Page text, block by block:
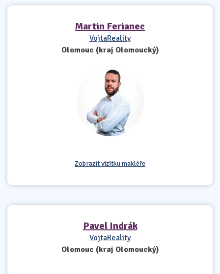
Martin Ferianec
VojtaReality
Olomouc (kraj Olomoucký)
Zobrazit vizitku makléře
Pavel Indrák
VojtaReality
Olomouc (kraj Olomoucký)